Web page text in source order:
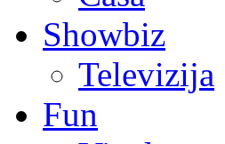
Showbiz
Televizija
Fun